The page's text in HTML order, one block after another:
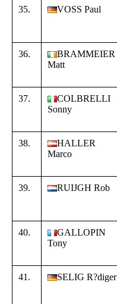
35. VOSS Paul
36.
BRAMMEIER
Matt
37.
COLBRELLI
Sonny
38.
HALLER
Marco
39. RUIJGH Rob
40.
GALLOPIN
Tony
41. SELIG R?diger